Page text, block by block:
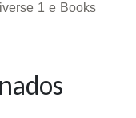
1 e Books